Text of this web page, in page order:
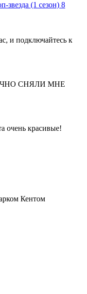
звезда (1 сезон) 8
и подключайтесь к
СНЯЛИ МНЕ
очень красивые!
Кентом